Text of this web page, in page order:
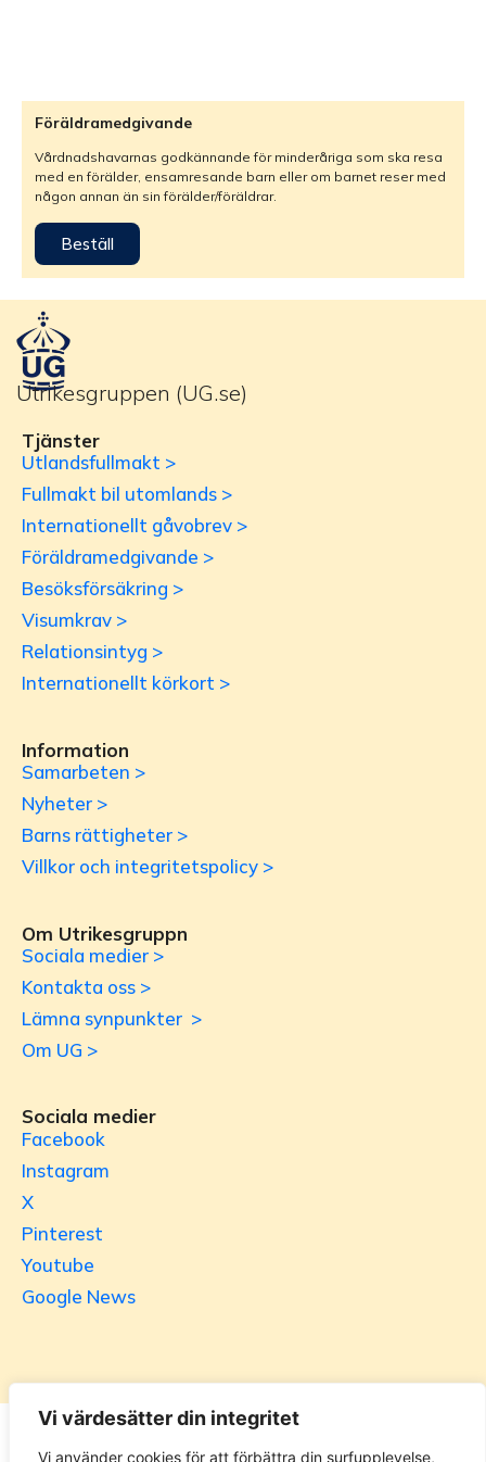
Vi värdesätter din integritet
Vi använder cookies för att förbättra din surfupplevelse,
Föräldramedgivande
Vårdnadshavarnas godkännande för minderåriga som ska resa
med en förälder, ensamresande barn eller om barnet reser med
någon annan än sin förälder/föräldrar.
Beställ
Utrikesgruppen (UG.se)
Tjänster
Utlandsfullmakt >
Fullmakt bil utomlands >
Internationellt gåvobrev >
Föräldramedgivande >
Besöksförsäkring >
Visumkrav >
Relationsintyg >
Internationellt körkort >
Information
Samarbeten >
Nyheter >
Barns rättigheter >
Villkor och integritetspolicy >
Om Utrikesgruppn
Sociala medier >
Kontakta oss >
Lämna synpunkter >
Om UG >
Sociala medier
Facebook
Instagram
X
Pinterest
Youtube
Google News
Utrikesgruppen